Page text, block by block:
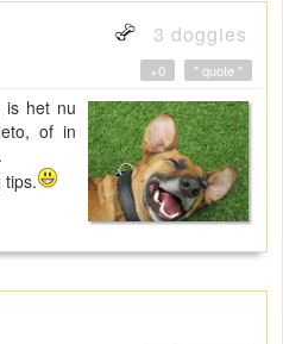
3 doggies
" quote "
+0
is het nu
of in
tips.